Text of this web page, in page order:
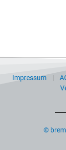
Impressum |
©